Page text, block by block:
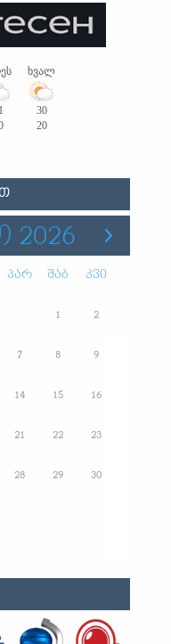
ხვალ
30
20
2026
პარ შაბ კვი
1 2
7 8 9
14 15 16
21 22 23
28 29 30